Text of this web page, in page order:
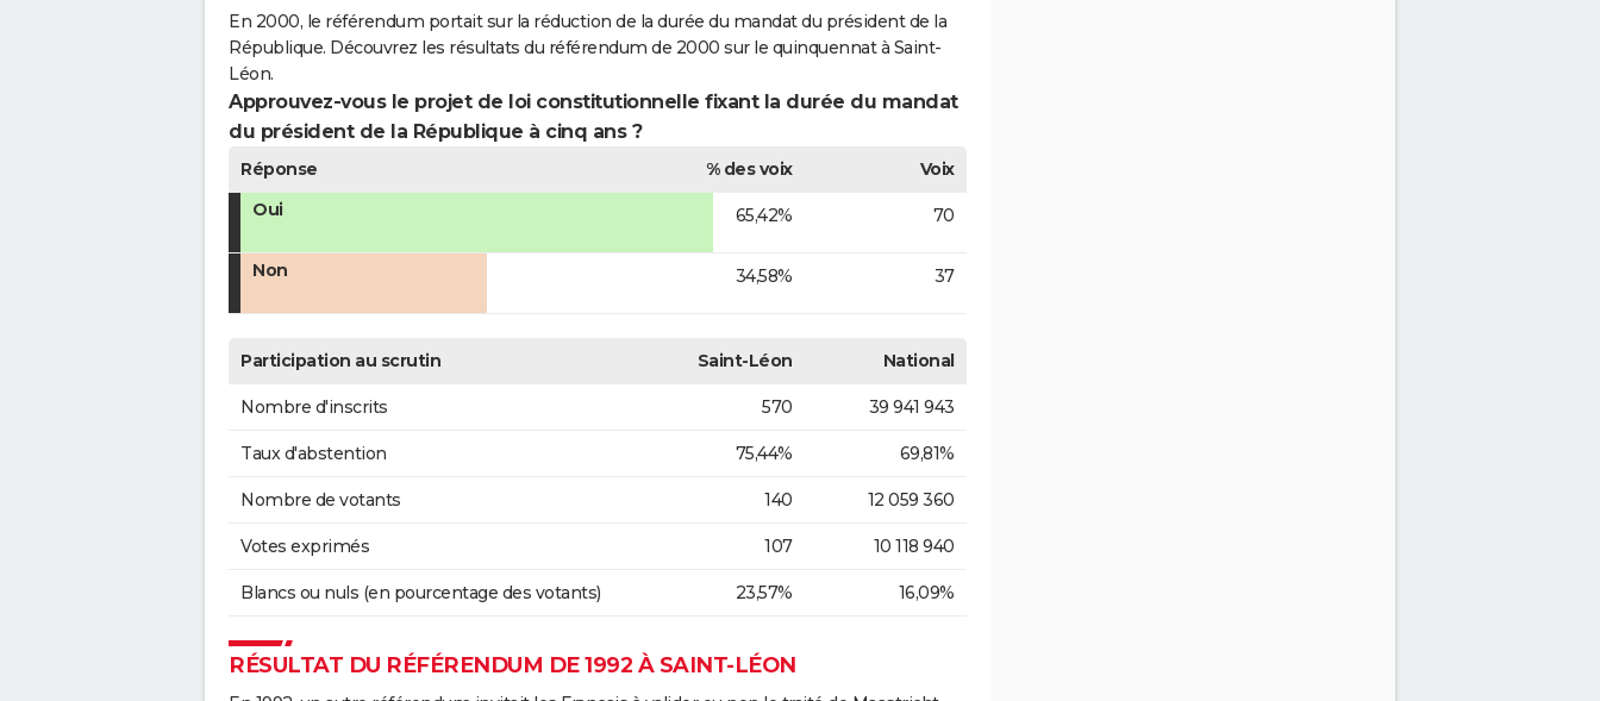
En 2000, le référendum portait sur la réduction de la durée du mandat du président de la
République. Découvrez les résultats du référendum de 2000 sur le quinquennat à Saint-
Léon.
Approuvez-vous le projet de loi constitutionnelle fixant la durée du mandat
du président de la République à cinq ans ?
Réponse % des voix
Voix
Oui
65,42% 70
Non 34,58% 37
Participation au scrutin Saint-Léon National
Nombre d'inscrits 570 39 941 943
Taux d'abstention 75,44% 69,81%
Nombre de votants 140 12 059 360
Votes exprimés 107 10 118 940
Blancs ou nuls (en pourcentage des votants) 23,57% 16,09%
RÉSULTAT DU RÉFÉRENDUM DE 1992 À SAINT-LÉON